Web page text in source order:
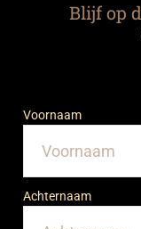
Blijf op
Voornaam
Achternaam